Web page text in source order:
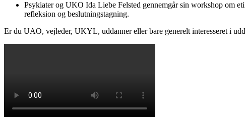
Psykiater og UKO Ida Liebe Felsted gennemgår sin workshop om
refleksion og beslutningstagning.
Er du UAO, vejleder, UKYL, uddanner eller bare generelt interesseret i